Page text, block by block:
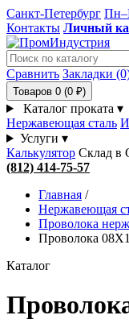
Санкт-Петербург
Контакты Личный
Сравнить Закладки
Товаров 0 (0 ₽)
Каталог проката ▾
Нержавеющая сталь
Услуги ▾
Калькулятор Склад в
(812) 414-75-57
Главная /
Нержавеющая
Проволока
Проволока
Каталог